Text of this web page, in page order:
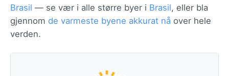
Brasil — se vær i alle større byer i Brasil, eller bla
gjennom de varmeste byene akkurat nå over hele
verden.